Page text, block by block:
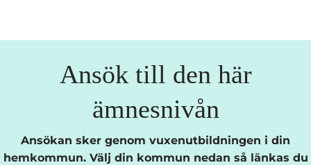
Ansök till den här
ämnesnivån
Ansökan sker genom vuxenutbildningen i din
hemkommun. Välj din kommun nedan så länkas du